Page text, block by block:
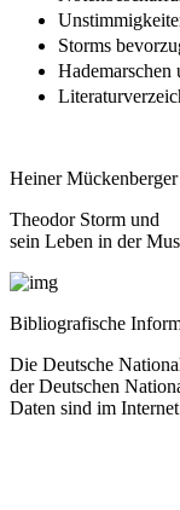
Storms
Hademarschen
Heiner Mückenberger
Theodor Storm und
sein Leben in der
Bibliografische
Die Deutsche
der Deutschen
Daten sind im